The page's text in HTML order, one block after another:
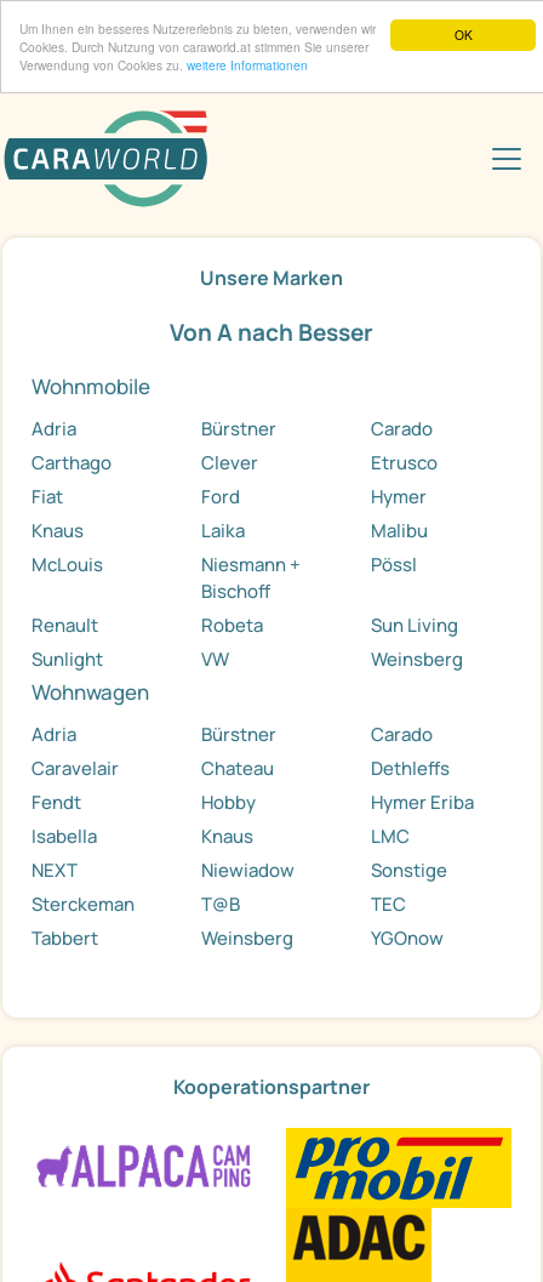
OK
Um Ihnen ein besseres Nutzererlebnis zu bieten, verwenden wir
Cookies. Durch Nutzung von caraworld.at stimmen Sie unserer
Verwendung von Cookies zu. weitere Informationen
Unsere Marken
Von A nach Besser
Wohnmobile
Adria Bürstner
Carado
Carthago
Clever
Etrusco
Fiat
Ford
Hymer
Knaus
Laika
Malibu
McLouis
Niesmann +
Bischoff
Pössl
Renault Robeta
Sun Living
Sunlight
VW Weinsberg
Wohnwagen
Adria Bürstner
Carado
Caravelair
Chateau
Dethleffs
Fendt
Hobby
Hymer Eriba
Isabella
Knaus
LMC
NEXT
Niewiadow
Sonstige
Sterckeman
T@B
TEC
Tabbert
Weinsberg YGOnow
Kooperationspartner